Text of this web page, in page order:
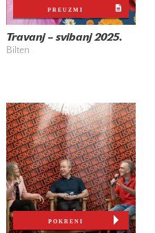
PREUZMI
Travanj – svibanj 2025.
Bilten
POKRENI